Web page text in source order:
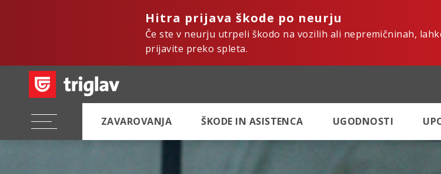
Hitra prijava škode po neurju
Če ste v neurju utrpeli škodo na vozilih ali nepremičninah,
prijavite preko spleta.
ZAVAROVANJA ŠKODE IN ASISTENCA UGODNOSTI